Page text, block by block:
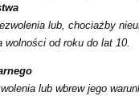
lub, chociażby
wolności od roku do lat 10.
lub wbrew jego